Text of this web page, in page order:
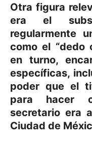
Otra figura
era el
regularmente
como el “dedo
en turno,
específicas,
poder que el
para hacer
secretario era
Ciudad de